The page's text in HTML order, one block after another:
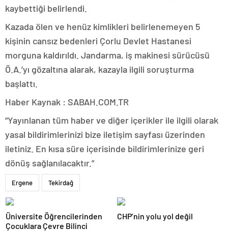
kaybettiği belirlendi.
Kazada ölen ve henüz kimlikleri belirlenemeyen 5
kişinin cansız bedenleri Çorlu Devlet Hastanesi
morguna kaldırıldı. Jandarma, iş makinesi sürücüsü
Ö.A.’yı gözaltına alarak, kazayla ilgili soruşturma
başlattı.
Haber Kaynak : SABAH.COM.TR
“Yayınlanan tüm haber ve diğer içerikler ile ilgili olarak
yasal bildirimlerinizi bize iletişim sayfası üzerinden
iletiniz. En kısa süre içerisinde bildirimlerinize geri
dönüş sağlanılacaktır.”
Ergene Tekirdağ
Üniversite Öğrencilerinden
Çocuklara Çevre Bilinci
CHP’nin yolu yol değil